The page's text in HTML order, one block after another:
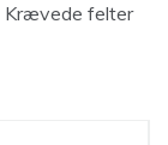
Krævede felter